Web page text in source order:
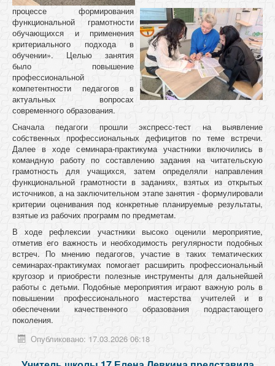
процессе формирования
функциональной грамотности
обучающихся и применения
критериального подхода в
обучении». Целью занятия
было повышение
профессиональной
компетентности педагогов в
актуальных вопросах
современного образования.
Сначала педагоги прошли экспресс-тест на выявление
собственных профессиональных дефицитов по теме встречи.
Далее в ходе семинара-практикума участники включились в
командную работу по составлению задания на читательскую
грамотность для учащихся, затем определяли направления
функциональной грамотности в заданиях, взятых из открытых
источников, а на заключительном этапе занятия - формулировали
критерии оценивания под конкретные планируемые результаты,
взятые из рабочих программ по предметам.
В ходе рефлексии участники высоко оценили мероприятие,
отметив его важность и необходимость регулярности подобных
встреч. По мнению педагогов, участие в таких тематических
семинарах-практикумах помогает расширить профессиональный
кругозор и приобрести полезные инструменты для дальнейшей
работы с детьми. Подобные мероприятия играют важную роль в
повышении профессионального мастерства учителей и в
обеспечении качественного образования подрастающего
поколения.
Опубликовано: 17.03.2026 06:18